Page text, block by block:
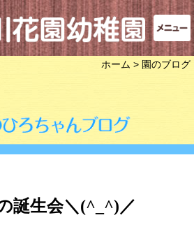
ホーム > 園のブログ
誕生会＼(^_^)／